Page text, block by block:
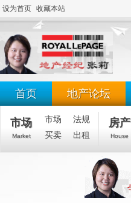
设为首页 收藏本站
首页 地产论坛
市场
Market
市场
法规
买卖
出租
房产
House